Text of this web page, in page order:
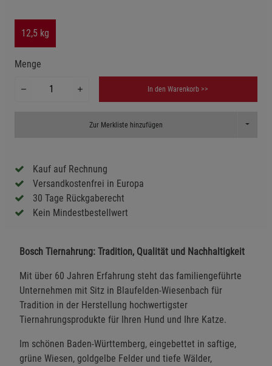
12,5 kg
Menge
In den Warenkorb >>
Zur Merkliste hinzufügen Toggle
Kauf auf Rechnung
Versandkostenfrei in Europa
30 Tage Rückgaberecht
Kein Mindestbestellwert
Bosch Tiernahrung: Tradition, Qualität und Nachhaltigkeit
Mit über 60 Jahren Erfahrung steht das familiengeführte
Unternehmen mit Sitz in Blaufelden-Wiesenbach für
Tradition in der Herstellung hochwertigster
Tiernahrungsprodukte für Ihren Hund und Ihre Katze.
Im schönen Baden-Württemberg, eingebettet in saftige,
grüne Wiesen, goldgelbe Felder und tiefe Wälder,